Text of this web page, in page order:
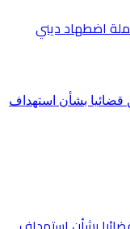
اضطهاد ديني